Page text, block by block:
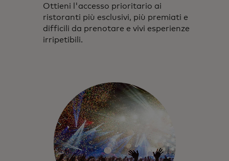
Ottieni l'accesso prioritario ai
ristoranti più esclusivi, più premiati e
difficili da prenotare e vivi esperienze
irripetibili.